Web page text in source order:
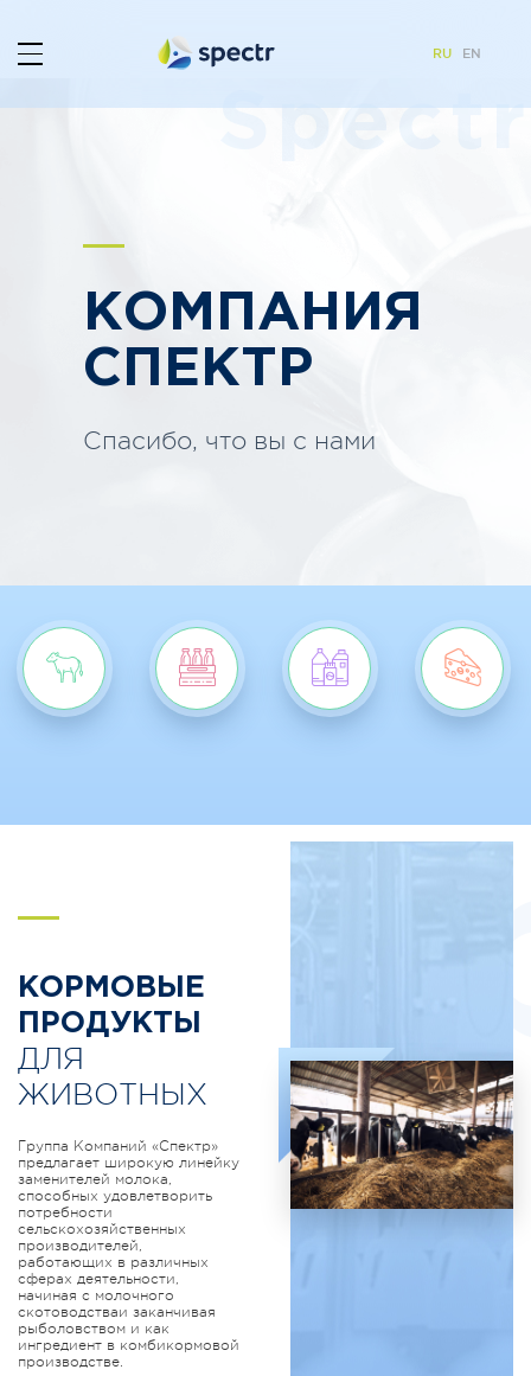
RU EN
Spectr
КОМПАНИЯ
СПЕКТР
Спасибо, что вы с нами
КОРМОВЫЕ
ПРОДУКТЫ
ДЛЯ
ЖИВОТНЫХ
Группа Компаний «Спектр»
предлагает широкую линейку
заменителей молока,
способных удовлетворить
потребности
сельскохозяйственных
производителей,
работающих в различных
сферах деятельности,
начиная с молочного
скотоводстваи заканчивая
рыболовством и как
ингредиент в комбикормовой
производстве.